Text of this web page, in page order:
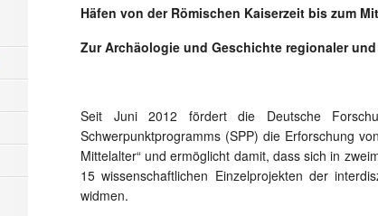
Häfen von der Römischen Kaiserzeit bis zum
Zur Archäologie und Geschichte regionaler
Seit Juni 2012 fördert die Deutsche
Schwerpunktprogramms (SPP) die Erforschung
Mittelalter“ und ermöglicht damit, dass sich in
15 wissenschaftlichen Einzelprojekten der
widmen.